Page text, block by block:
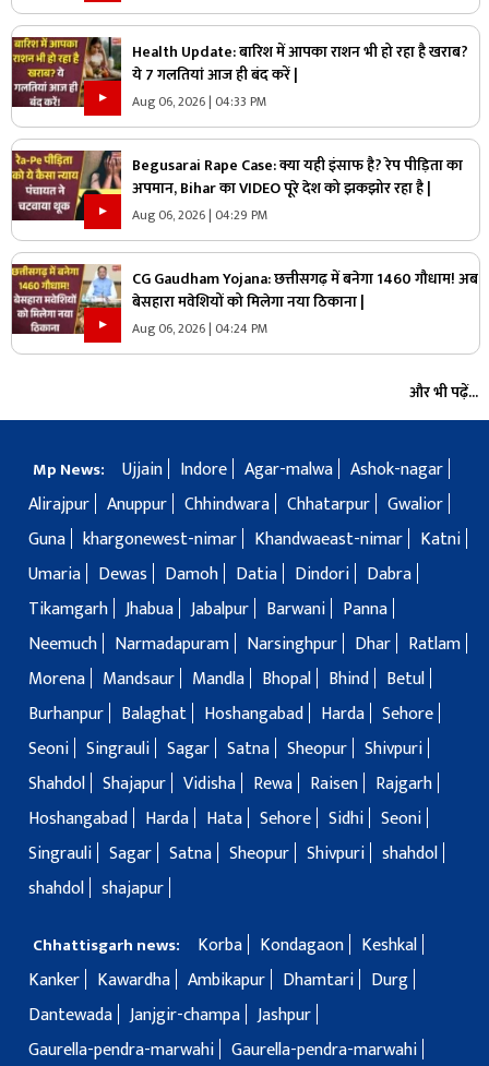
Health Update: बारिश में आपका राशन भी हो रहा है खराब?
ये 7 गलतियां आज ही बंद करें |
Aug 06, 2026 | 04:33 PM
Begusarai Rape Case: क्या यही इंसाफ है? रेप पीड़िता का
अपमान, Bihar का VIDEO पूरे देश को झकझोर रहा है |
Aug 06, 2026 | 04:29 PM
CG Gaudham Yojana: छत्तीसगढ़ में बनेगा 1460 गौधाम! अब
बेसहारा मवेशियों को मिलेगा नया ठिकाना |
Aug 06, 2026 | 04:24 PM
और भी पढ़ें...
Mp News: Ujjain Indore Agar-malwa Ashok-nagar
Alirajpur Anuppur Chhindwara Chhatarpur Gwalior
Guna khargonewest-nimar Khandwaeast-nimar
Katni
Umaria
Dewas Damoh Datia Dindori
Dabra
Tikamgarh Jhabua Jabalpur Barwani
Panna
Neemuch
Narmadapuram Narsinghpur Dhar
Ratlam
Morena
Mandsaur Mandla Bhopal Bhind
Betul
Burhanpur
Balaghat Hoshangabad Harda Sehore
Seoni Singrauli Sagar Satna Sheopur Shivpuri
Shahdol Shajapur Vidisha Rewa Raisen
Rajgarh
Hoshangabad
Harda Hata Sehore Sidhi Seoni
Singrauli Sagar Satna Sheopur Shivpuri shahdol
shahdol shajapur
Chhattisgarh news: Korba Kondagaon
Keshkal
Kanker
Kawardha Ambikapur Dhamtari
Durg
Dantewada Janjgir-champa Jashpur
Gaurella-pendra-marwahi Gaurella-pendra-marwahi